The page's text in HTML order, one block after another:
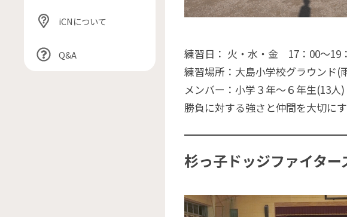
iCNについて
Q&A
練習日： 火・水・金 17：00～
練習場所：大島小学校グラウンド(
メンバー：小学３年～６年生(13人)
勝負に対する強さと仲間を大切に
杉っ子ドッジファイター